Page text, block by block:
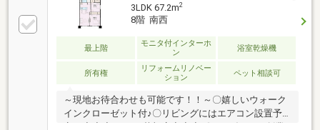
3LDK 67.2m2
8階 南西
最上階
モニタ付インターホ
ン
浴室乾燥機
所有権
リフォームリノベー
ション
ペット相談可
～現地お待合わせも可能です！！～〇嬉しいウォーク
インクローゼット付♪〇リビングにはエアコン設置予